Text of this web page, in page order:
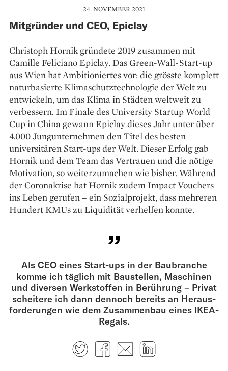
24. NOVEMBER 2021
Mitgründer und CEO, Epiclay
Christoph Hornik gründete 2019 zusammen mit
Camille Feliciano Epiclay. Das Green-Wall-Start-up
aus Wien hat Ambitioniertes vor: die grösste komplett
naturbasierte Klimaschutztechnologie der Welt zu
entwickeln, um das Klima in Städten weltweit zu
verbessern. Im Finale des University Startup World
Cup in China gewann Epiclay dieses Jahr unter über
4.000 Jungunternehmen den Titel des besten
universitären Start-ups der Welt. Dieser Erfolg gab
Hornik und dem Team das Vertrauen und die nötige
Motivation, so weiterzumachen wie bisher. Während
der Coronakrise hat Hornik zudem Impact Vouchers
ins Leben gerufen – ein Sozialprojekt, dass mehreren
Hundert KMUs zu Liquidität verhelfen konnte.
Als CEO eines Start-ups in der Baubranche
komme ich täglich mit Baustellen, Maschinen
und diversen Werkstoffen in Berührung – Privat
scheitere ich dann dennoch bereits an Heraus­
forderungen wie dem Zu­sammenbau eines IKEA-
Regals.
TwitterFacebook
E-mail